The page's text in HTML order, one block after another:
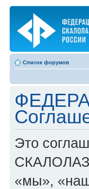
Список форумов
Это
«мы»,